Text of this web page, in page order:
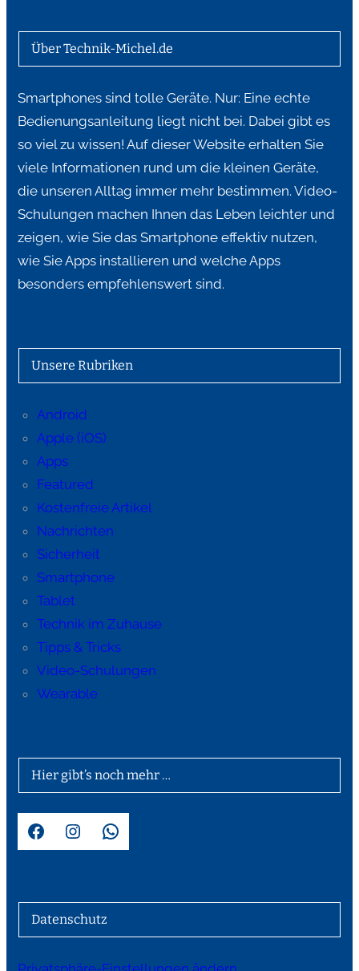
Über Technik-Michel.de
Smartphones sind tolle Geräte. Nur: Eine echte
Bedienungsanleitung liegt nicht bei. Dabei gibt es
so viel zu wissen! Auf dieser Website erhalten Sie
viele Informationen rund um die kleinen Geräte,
die unseren Alltag immer mehr bestimmen. Video-
Schulungen machen Ihnen das Leben leichter und
zeigen, wie Sie das Smartphone effektiv nutzen,
wie Sie Apps installieren und welche Apps
besonders empfehlenswert sind.
Unsere Rubriken
Android
Apple (iOS)
Apps
Featured
Kostenfreie Artikel
Nachrichten
Sicherheit
Smartphone
Tablet
Technik im Zuhause
Tipps & Tricks
Video-Schulungen
Wearable
Hier gibt’s noch mehr …
Facebook Instagram WhatsApp
Datenschutz